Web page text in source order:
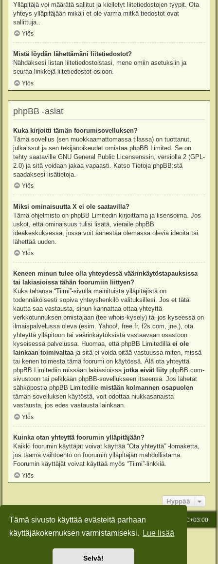
Tämä sivusto käyttää evästeitä parhaan
käyttäjäkokemuksen varmistamiseksi.
Lue lisää
Selvä!
Ylläpitäjä voi määrätä sallitut ja kielletyt liitetiedostojen tyypit. Ota
yhteys ylläpitäjään mikäli et ole varma mitkä tiedostot ovat
sallittuja..
Ylös
Mistä löydän lähettämäni liitetiedostot?
Nähdäksesi listan liitetiedostoistasi, mene omiin asetuksiin ja
seuraa linkkejä liitetiedostot-osioon.
Ylös
phpBB -asiat
Kuka kirjoitti tämän foorumisovelluksen?
Tämä sovellus (sen muokkaamattomassa tilassa) on tuottanut,
julkaissut ja sen tekijänoikeudet omistaa phpBB Limited . Se on
tehty saataville GNU General Public Licensenssin, versiolla 2 (GPL-
2.0) ja sitä voidaan jakaa vapaasti. Katso Tietoja phpBB:stä
saadaksesi lisätietoja.
Ylös
Miksi ominaisuutta X ei ole saatavilla?
Tämä ohjelmisto on phpBB Limitedin kirjoittama ja lisensoima. Jos
uskot, että ominaisuus tulisi lisätä, vieraile phpBB
ideakeskuksessa , jossa voit äänestää olemassa olevia ideoita tai
lähettää uuden.
Ylös
Keneen minun tulee olla yhteydessä väärinkäytöstapauksissa
tai lakiasioissa tähän foorumiin liittyen?
Kuka tahansa “Tiimi”-sivulla mainituista ylläpitäjistä on
todennäköisesti sopiva yhteyshenkilö valituksillesi. Jos et tätä
kautta saa vastausta, sinun kannattaa ottaa yhteyttä
verkkotunnuksen omistajaan (tee whois-kysely) tai jos kyseessä on
ilmaispalvelussa oleva (esim. Yahoo!, free.fr, f2s.com, jne.), ota
yhteyttä ylläpitoon tai väärinkäytöksistä vastaavaan osastoon
kyseisessä palvelussa. Huomaa, että phpBB Limitedillä ei ole
lainkaan toimivaltaaja sitä ei voida pitää vastuussa miten, missä
tai kenen toimesta tämä foorumi on käytössä. Älä ota yhteyttä
phpBB Limitediin missään lakiasioissa jotka eivät liity phpBB.com-
sivustoon tai pelkkään phpBB-sovellukseen itseensä. Jos lähetät
sähköpostia phpBB Limitedille mistään kolmannen osapuolen
tämän sovelluksen käytöstä, voit odottaa niukkasanaista
vastausta, jos edes vastausta lainkaan.
Ylös
Kuinka otan yhteyttä foorumin ylläpitäjään?
Kaikki foorumin käyttäjät voivat käyttää “Ota yhteyttä” -lomaketta,
jos täämä vaihtoehto on foorumin ylläpitäjän mahdollistama.
Foorumin käyttäjät voivat käyttää myös “Tiimi”-linkkiä.
Ylös
Hyppää
Etusivu Kaikki ajat ovat UTC+03:00
Viesti Ylläpidolle
Keskustelufoorumin ohjelmistophpBB® Forum Software © phpBB Limited